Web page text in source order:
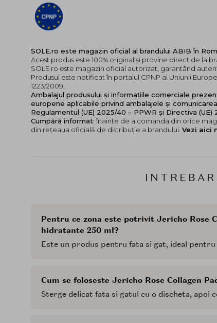
SOLE.ro este magazin oficial al brandului ABIB în
Acest produs este 100% original și provine direct de la
SOLE.ro este magazin oficial autorizat, garantând
Produsul este notificat în portalul CPNP al Uniunii
1223/2009.
Ambalajul produsului și informațiile comerciale
europene aplicabile privind ambalajele și
Regulamentul (UE) 2025/40 – PPWR și Directiva (UE)
Cumpără informat: înainte de a comanda din orice
din rețeaua oficială de distribuție a brandului. Vezi aici
Pentru ce zona este potrivit Jericho Rose
hidratante 250 ml?
Este un produs pentru fata si gat, ideal
Cum se foloseste Jericho Rose Collagen
Sterge delicat fata si gatul cu o discheta, apoi